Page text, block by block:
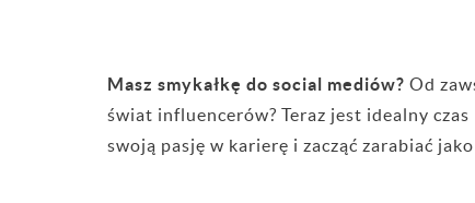
Masz smykałkę do social mediów? Od
świat influencerów? Teraz jest idealny czas
swoją pasję w karierę i zacząć zarabiać